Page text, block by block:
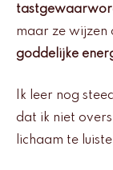
maar ze wijzen
goddelijke
Ik leer nog
dat ik niet
lichaam te